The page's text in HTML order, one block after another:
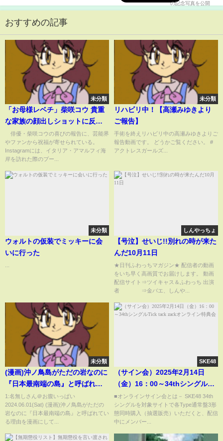
おすすめの記事
未分類
「お母様レベチ」柴咲コウ 貴重
な家族の顔出しショットに反響
「小さい頃から可愛い〜」「お
母さんそっくり」(ABEMA
TIMES)
俳優・柴咲コウの喜びの報告に、芸能界
やファンから祝福が寄せられている。
Instagramには、イタリア・アマルフィ海
岸を訪れた際のプー...
未分類
リハビリ中！【高瀬みゆきより
ご報告】
手術を終えリハビリ中の高瀬みゆきよりご
報告動画です。 どうかご覧ください。 #
アクトレスガールズ...
未分類
ウォルトの仮装でミッキーに会
いに行った
しんやっちょ
【号泣】せいじ!!別れの時が来た
んだ10月11日
★日刊ふわっちマガジン★ 配信者の動画
をいち早く高画質でお届けします。 動画
配信サイト⇒ツイキャス＆ふわっち 出演
者 ⇒金バエ、しんや...
未分類
(漫画)沖ノ鳥島がただの岩なのに
『日本最南端の島』と呼ばれて
いる理由を漫画にしてみた(マン
ガで分かる)
1:名無しさん＠お腹いっぱい
2024.06.01(Sat) (漫画)沖ノ鳥島がただの
岩なのに『日本最南端の島』と呼ばれてい
る理由を漫画にして...
SKE48
（サイン会）2025年2月14日
（金）16：00～34thシングル
Tick tack zackオンライン特典会
■オンラインサイン会とは－ SKE48 34th
シングルを対象サイトで各Type通常盤3形
態同時購入（抽選販売）いただくと、配信
中にメンバー...